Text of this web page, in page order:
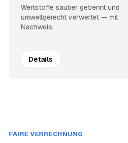
Wertstoffe sauber getrennt und
umweltgerecht verwertet — mit
Nachweis.
Details
FAIRE VERRECHNUNG